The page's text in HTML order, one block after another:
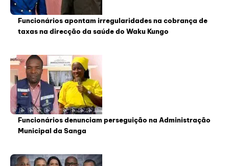
Funcionários apontam irregularidades na cobrança de
taxas na direcção da saúde do Waku Kungo
Funcionários denunciam perseguição na Administração
Municipal da Sanga